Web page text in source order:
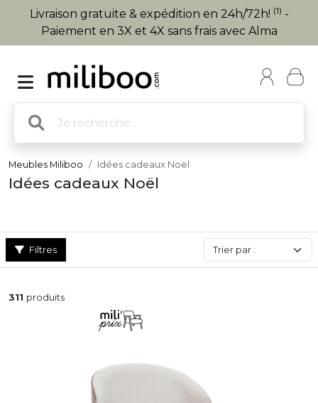
Livraison gratuite & expédition en 24h/72h! (1) -
Paiement en 3X et 4X sans frais avec Alma
Meubles Miliboo Idées cadeaux Noël
Idées cadeaux Noël
Filtres
311 produits